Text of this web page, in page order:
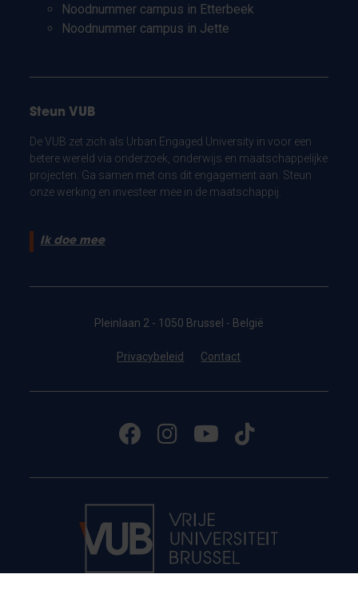
Noodnummer campus in Etterbeek
Noodnummer campus in Jette
Steun VUB
De VUB zet zich als Urban Engaged University in voor een
betere wereld via onderzoek, onderwijs en maatschappelijke
projecten. Ga samen met ons dit engagement aan. Steun
onze werking en investeer mee in de maatschappij.
Ik doe mee
Pleinlaan 2 - 1050 Brussel - België
Privacybeleid Contact